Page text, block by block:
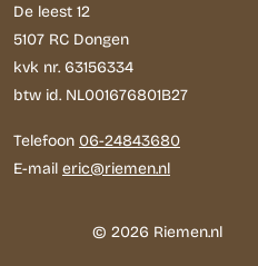
De leest 12
5107 RC Dongen
kvk nr. 63156334
btw id. NL001676801B27
Telefoon 06-24843680
E-mail eric@riemen.nl
© 2026 Riemen.nl